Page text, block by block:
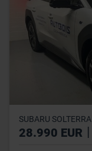
SUBARU SOLTERRA
28.990 EUR |